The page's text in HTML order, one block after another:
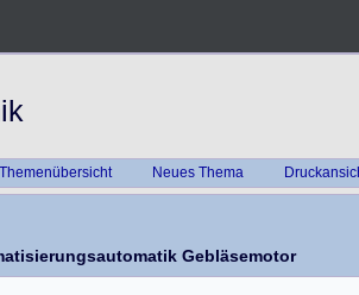
Themenübersicht Neues Thema
Gebläsemotor